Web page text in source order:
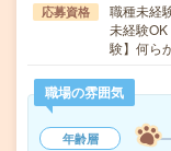
応募資格
職種未経
未経験
験】何ら
職場の雰囲気
年齢層